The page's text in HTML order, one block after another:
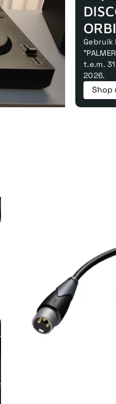
t.e.m.
2026.
Shop